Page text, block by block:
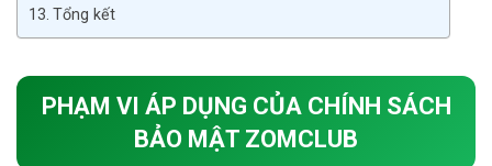
Tổng kết
PHẠM VI ÁP DỤNG CỦA CHÍNH SÁCH
BẢO MẬT ZOMCLUB